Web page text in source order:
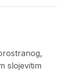
slojevitim